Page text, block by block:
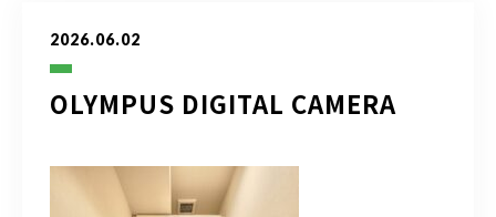
2026.06.02
OLYMPUS DIGITAL CAMERA
お客様の声
よくある質問